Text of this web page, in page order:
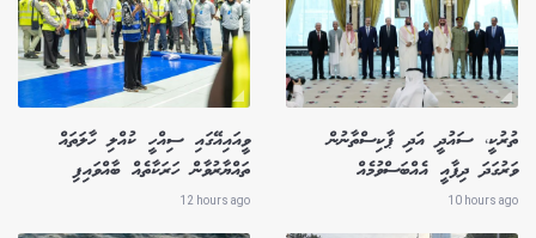
ތުރުކީ، ސައުދީ އަދި ޕާކިސްތާނުން
ވަރުގަދަ ދިފާއީ އެއްބަސްވުމެއް
10 hours ago
ވީއައިއޭގައި ސިއްހީ ކުއްލި ހާލަތައް
ތައްޔާރުވާން ހަރަކާތެއް ބާއްވައިފި
12 hours ago